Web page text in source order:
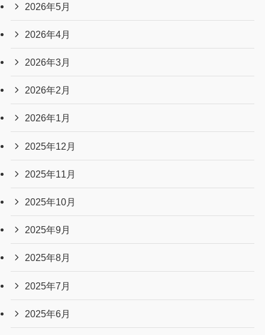
2026年5月
2026年4月
2026年3月
2026年2月
2026年1月
2025年12月
2025年11月
2025年10月
2025年9月
2025年8月
2025年7月
2025年6月